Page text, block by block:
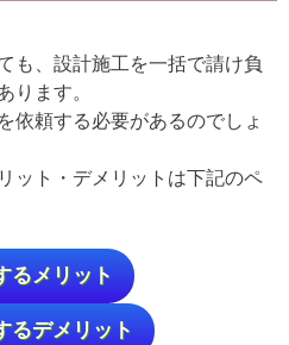
も、設計施工を一括で請け負
ります。
依頼する必要があるのでしょ
ット・デメリットは下記のペ
るメリット
るデメリット